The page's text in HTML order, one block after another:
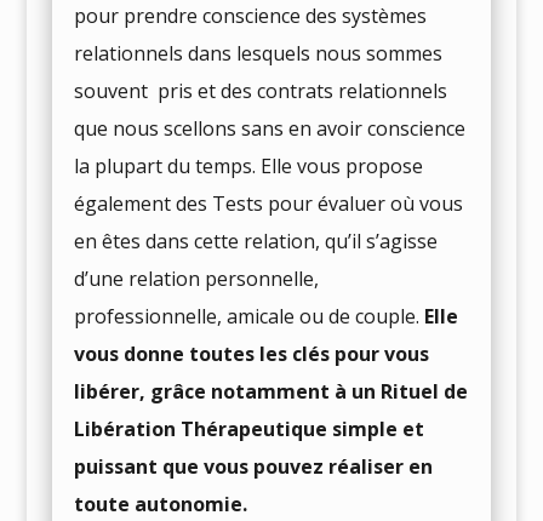
pour prendre conscience des systèmes
relationnels dans lesquels nous sommes
souvent pris et des contrats relationnels
que nous scellons sans en avoir conscience
la plupart du temps. Elle vous propose
également des Tests pour évaluer où vous
en êtes dans cette relation, qu’il s’agisse
d’une relation personnelle,
professionnelle, amicale ou de couple. Elle
vous donne toutes les clés pour vous
libérer, grâce notamment à un Rituel de
Libération Thérapeutique simple et
puissant que vous pouvez réaliser en
toute autonomie.